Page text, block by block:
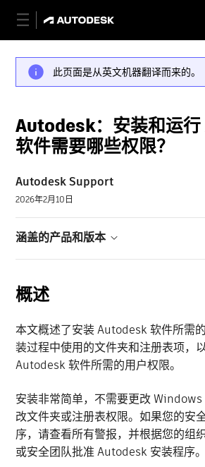
此页面是从英文机器翻译而来的。
Autodesk：安装和运
软件需要哪些权限？
Autodesk Support
2026年2月10日
涵盖的产品和版本
概述
本文概述了安装 Autodesk 软件所需
装过程中使用的文件夹和注册表项，
Autodesk 软件所需的用户权限。
安装非常简单，不需要更改
改文件夹或注册表权限。如果您的安
序，请查看所有警报，并根据您的组
或安全团队批准 Autodesk 安装程序。